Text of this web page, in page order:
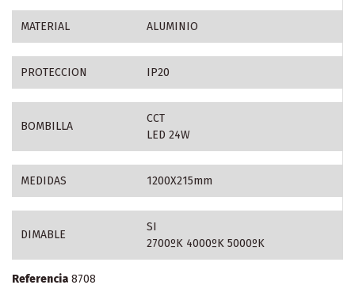
MATERIAL ALUMINIO
PROTECCION IP20
BOMBILLA
CCT
LED 24W
MEDIDAS 1200X215mm
DIMABLE
SI
2700ºK 4000ºK 5000ºK
Referencia 8708